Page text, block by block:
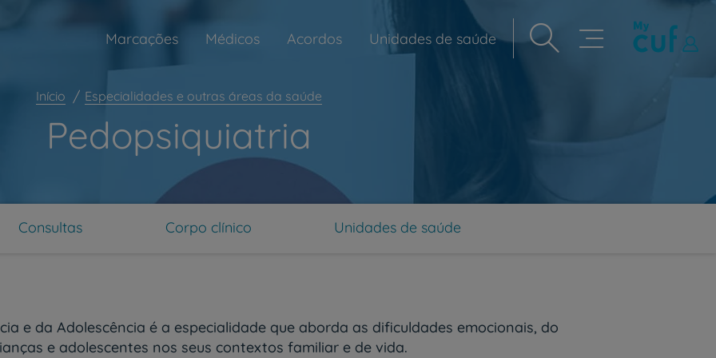
Navegação
Marcações Médicos Acordos Unidades de saúde
Início Especialidades e outras áreas da saúde
Pedopsiquiatria
Consultas Corpo clínico Unidades de saúde
e da Adolescência é a especialidade que aborda as dificuldades emocionais, do
e adolescentes nos seus contextos familiar e de vida.